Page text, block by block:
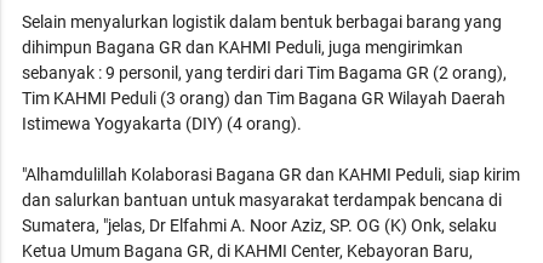
Selain menyalurkan logistik dalam bentuk berbagai barang yang
dihimpun Bagana GR dan KAHMI Peduli, juga mengirimkan
sebanyak : 9 personil, yang terdiri dari Tim Bagama GR (2 orang),
Tim KAHMI Peduli (3 orang) dan Tim Bagana GR Wilayah Daerah
Istimewa Yogyakarta (DIY) (4 orang).
"Alhamdulillah Kolaborasi Bagana GR dan KAHMI Peduli, siap kirim
dan salurkan bantuan untuk masyarakat terdampak bencana di
Sumatera, "jelas, Dr Elfahmi A. Noor Aziz, SP. OG (K) Onk, selaku
Ketua Umum Bagana GR, di KAHMI Center, Kebayoran Baru,